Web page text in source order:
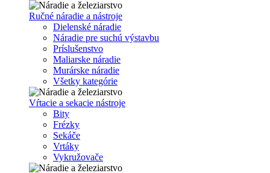
Ručné náradie a nástroje
Dielenské náradie
Náradie pre suchú výstavbu
Príslušenstvo
Maliarske náradie
Murárske náradie
Všetky kategórie
Vŕtacie a sekacie nástroje
Bity
Frézky
Sekáče
Vrtáky
Vykružovače